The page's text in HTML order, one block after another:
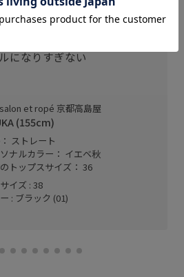
めに着れるシルエット。
のが特徴です。
ハリをきかし
になりすぎない
et ropé 京都高島屋
(155cm)
ストレート
ナルカラー： イエベ秋
トップスサイズ： 36
イズ : 38
: ブラック (01)